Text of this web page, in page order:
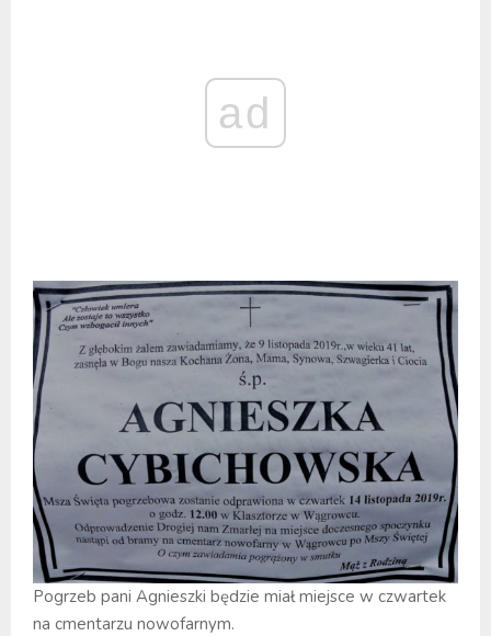
ad
Pogrzeb pani Agnieszki będzie miał miejsce w czwartek
na cmentarzu nowofarnym.